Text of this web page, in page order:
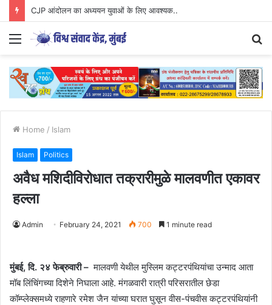
CJP आंदोलन का अध्ययन युवाओं के लिए आवश्यक..
Menu
Home / Islam
Islam Politics
अवैध मशिदीविरोधात तक्रारीमुळे मालवणीत एकावर
हल्ला
Admin February 24, 2021 700 1 minute read
मुंबई, दि. २४ फेब्रुवारी – मालवणी येथील मुस्लिम कट्टरपंथियांचा उन्माद आता
मॉब लिंचिंगच्या दिशेने निघाला आहे. मंगळवारी रात्री परिसरातील छेडा
कॉम्प्लेक्समध्ये राहणारे रमेश जैन यांच्या घरात घुसून वीस-पंचवीस कट्टरपंथियांनी